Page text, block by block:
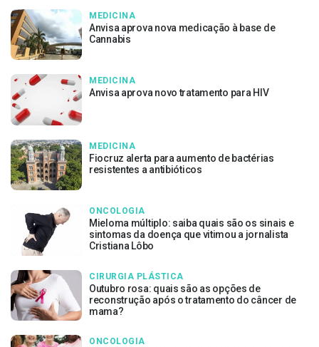
MEDICINA
Anvisa aprova nova medicação à base de
Cannabis
MEDICINA
Anvisa aprova novo tratamento para HIV
MEDICINA
Fiocruz alerta para aumento de bactérias
resistentes a antibióticos
ONCOLOGIA
Mieloma múltiplo: saiba quais são os sinais e
sintomas da doença que vitimou a jornalista
Cristiana Lôbo
CIRURGIA PLÁSTICA
Outubro rosa: quais são as opções de
reconstrução após o tratamento do câncer de
mama?
ONCOLOGIA